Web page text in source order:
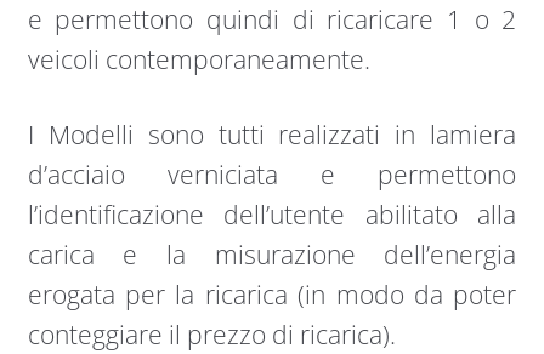
e permettono quindi di ricaricare 1 o 2
veicoli contemporaneamente.
I Modelli sono tutti realizzati in lamiera
d’acciaio verniciata e permettono
l’identificazione dell’utente abilitato alla
carica e la misurazione dell’energia
erogata per la ricarica (in modo da poter
conteggiare il prezzo di ricarica).